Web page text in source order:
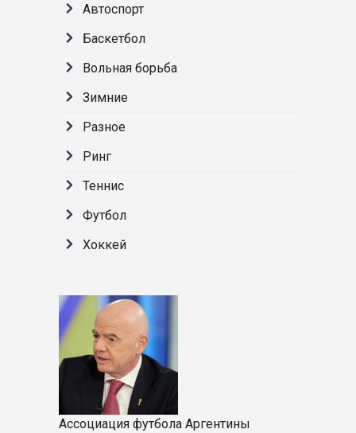
Автоспорт
Баскетбол
Вольная борьба
Зимние
Разное
Ринг
Теннис
Футбол
Хоккей
Ассоциация футбола Аргентины